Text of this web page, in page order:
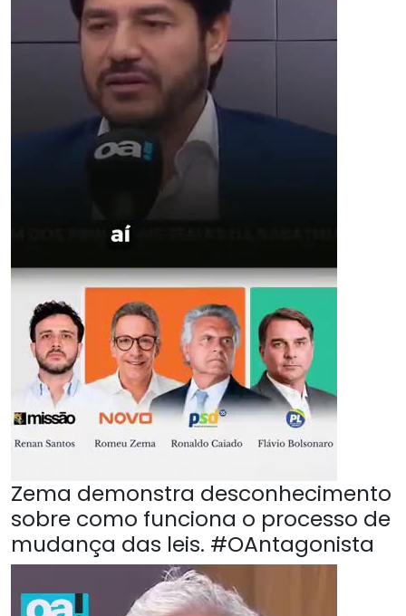
Zema demonstra desconhecimento
sobre como funciona o processo de
mudança das leis. #OAntagonista